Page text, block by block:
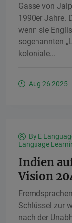
Gasse von
1990er Jahre.
wenn sie
sogenannten
koloniale...
Aug 26 2025
By E
Language
Indien
Vision
Schlüssel zur
nach der